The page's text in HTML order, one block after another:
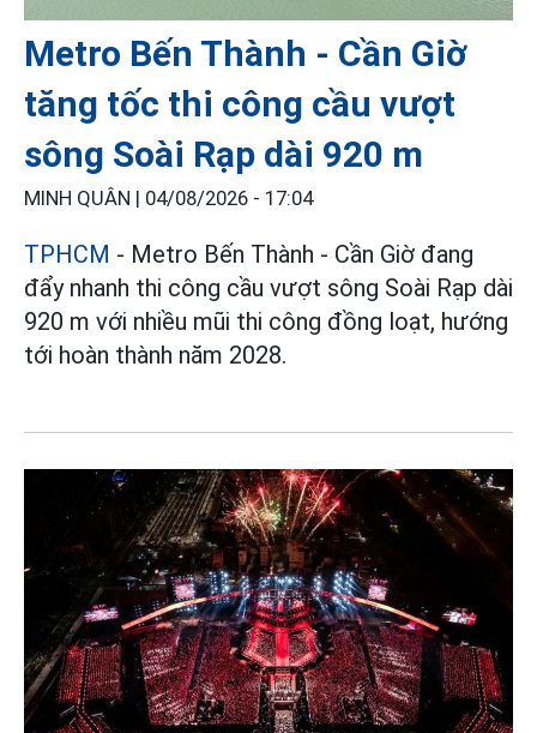
Metro Bến Thành - Cần Giờ
tăng tốc thi công cầu vượt
sông Soài Rạp dài 920 m
MINH QUÂN | 04/08/2026 - 17:04
TPHCM - Metro Bến Thành - Cần Giờ đang
đẩy nhanh thi công cầu vượt sông Soài Rạp dài
920 m với nhiều mũi thi công đồng loạt, hướng
tới hoàn thành năm 2028.